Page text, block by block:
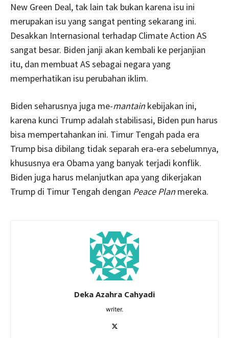
New Green Deal, tak lain tak bukan karena isu ini
merupakan isu yang sangat penting sekarang ini.
Desakkan Internasional terhadap Climate Action AS
sangat besar. Biden janji akan kembali ke perjanjian
itu, dan membuat AS sebagai negara yang
memperhatikan isu perubahan iklim.
Biden seharusnya juga me-mantain kebijakan ini,
karena kunci Trump adalah stabilisasi, Biden pun harus
bisa mempertahankan ini. Timur Tengah pada era
Trump bisa dibilang tidak separah era-era sebelumnya,
khususnya era Obama yang banyak terjadi konflik.
Biden juga harus melanjutkan apa yang dikerjakan
Trump di Timur Tengah dengan Peace Plan mereka.
Deka Azahra Cahyadi
writer.